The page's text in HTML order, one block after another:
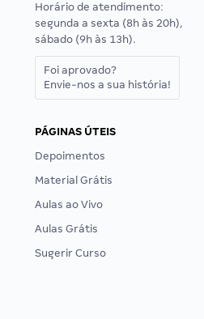
Horário de atendimento:
segunda a sexta (8h às 20h),
sábado (9h às 13h).
Foi aprovado?
Envie-nos a sua história!
PÁGINAS ÚTEIS
Depoimentos
Material Grátis
Aulas ao Vivo
Aulas Grátis
Sugerir Curso